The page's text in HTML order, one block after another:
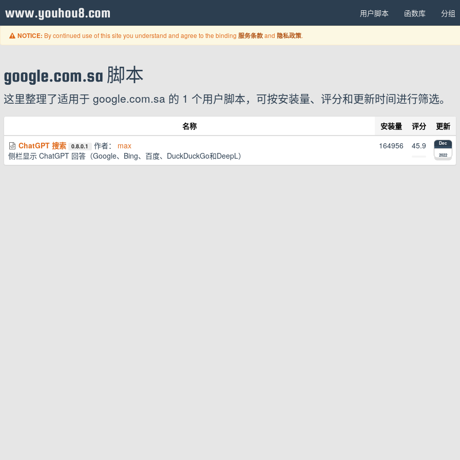
www.youhou8.com 用户脚本 函数库 分组
NOTICE: By continued use of this site you understand and agree to the binding 服务条款and 隐私政策.
google.com.sa 脚本
这里整理了适用于 google.com.sa 的 1 个用户脚本，可按安装量、评分和更新时间进行筛选。
名称 安装量 评分
更新
ChatGPT 搜索
0.8.0.1 作者： max
侧栏显示 ChatGPT 回答（Google、Bing、百度、DuckDuckGo和DeepL）
164956 45.9 Dec
2022